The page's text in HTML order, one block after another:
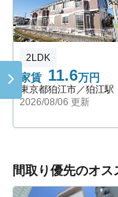
家賃 11.6万円
2LDK
東京都狛江市／狛江駅
2026/08/06 更新
間取り優先のオス